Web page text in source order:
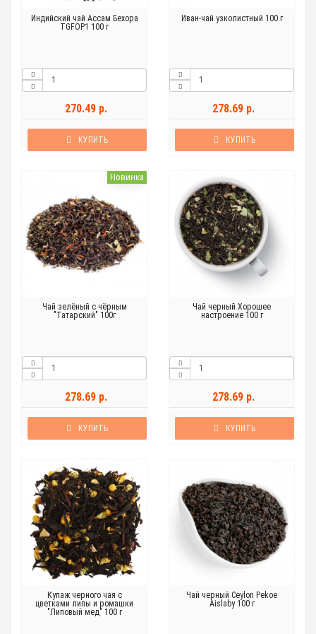
Индийский чай Ассам Бехора
TGFOP1 100 г
270.49 р.
КУПИТЬ
Иван-чай узколистный 100 г
278.69 р.
КУПИТЬ
Новинка
Чай зелёный с чёрным
"Татарский" 100г
278.69 р.
КУПИТЬ
Чай черный Хорошее
настроение 100 г
278.69 р.
КУПИТЬ
Купаж черного чая с
цветками липы и ромашки
"Липовый мед" 100 г
Чай черный Ceylon Pekoe
Aislaby 100 г